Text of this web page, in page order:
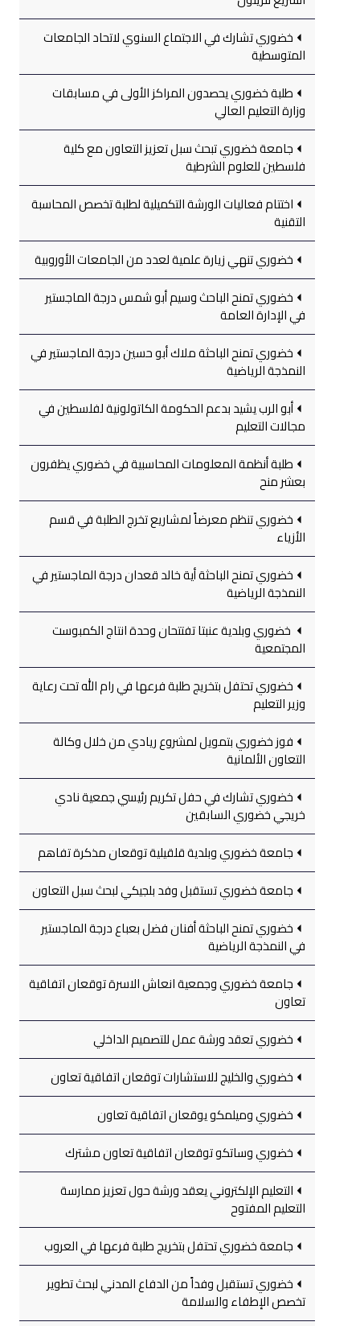
خضوري تشارك في الاجتماع السنوي لاتحاد الجامعات
المتوسطية
طلبة خضوري يحصدون المراكز الأولى في مسابقات
وزارة التعليم العالي
جامعة خضوري تبحث سبل تعزيز التعاون مع كلية
فلسطين للعلوم الشرطية
اختتام فعاليات الورشة التكميلية لطلبة تخصص المحاسبة
التقنية
خضوري تنهي زيارة علمية لعدد من الجامعات الأوروبية
خضوري تمنح الباحث وسيم أبو شمس درجة الماجستير
في الإدارة العامة
خضوري تمنح الباحثة ملاك أبو حسين درجة الماجستير في
النمذجة الرياضية
أبو الرب يشيد بدعم الحكومة الكاتولونية لفلسطين في
مجالات التعليم
طلبة أنظمة المعلومات المحاسبية في خضوري يظفرون
بعشر منح
خضوري تنظم معرضاً لمشاريع تخرج الطلبة في قسم
الأزياء
خضوري تمنح الباحثة أية خالد قعدان درجة الماجستير في
النمذجة الرياضية
خضوري وبلدية عنبتا تفتتحان وحدة انتاج الكمبوست
المجتمعية
خضوري تحتفل بتخريج طلبة فرعها في رام الله تحت رعاية
وزير التعليم
فوز خضوري بتمويل لمشروع ريادي من خلال وكالة
التعاون الألمانية
خضوري تشارك في حفل تكريم رئيسي جمعية نادي
خريجي خضوري السابقين
جامعة خضوري وبلدية قلقيلية توقعان مذكرة تفاهم
جامعة خضوري تستقبل وفد بلجيكي لبحث سبل التعاون
خضوري تمنح الباحثة أفنان فضل بعباع درجة الماجستير
في النمذجة الرياضية
جامعة خضوري وجمعية انعاش الاسرة توقعان اتفاقية
تعاون
خضوري تعقد ورشة عمل للتصميم الداخلي
خضوري والخليج للاستشارات توقعان اتفاقية تعاون
خضوري وميلمكو يوقعان اتفاقية تعاون
خضوري وساتكو توقعان اتفاقية تعاون مشترك
التعليم الإلكتروني يعقد ورشة حول تعزيز ممارسة
التعليم المفتوح
جامعة خضوري تحتفل بتخريج طلبة فرعها في العروب
خضوري تستقبل وفداً من الدفاع المدني لبحث تطوير
تخصص الإطفاء والسلامة